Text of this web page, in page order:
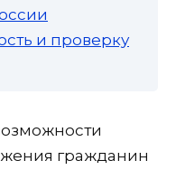
и проверку
гражданин